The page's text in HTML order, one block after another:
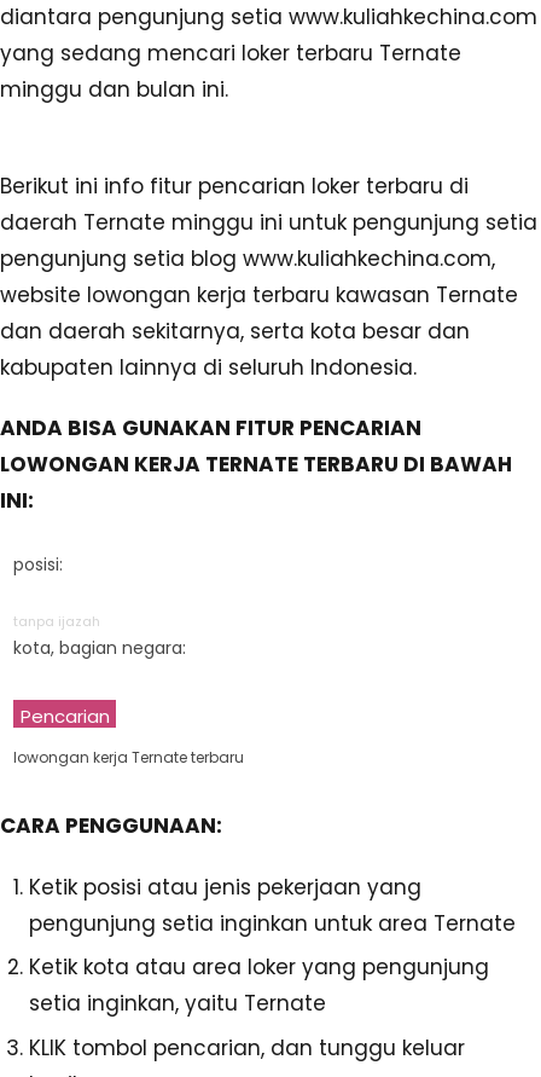
diantara pengunjung setia www.kuliahkechina.com
yang sedang mencari loker terbaru Ternate
minggu dan bulan ini.
Berikut ini info fitur pencarian loker terbaru di
daerah Ternate minggu ini untuk pengunjung setia
pengunjung setia blog www.kuliahkechina.com,
website lowongan kerja terbaru kawasan Ternate
dan daerah sekitarnya, serta kota besar dan
kabupaten lainnya di seluruh Indonesia.
ANDA BISA GUNAKAN FITUR PENCARIAN
LOWONGAN KERJA TERNATE TERBARU DI BAWAH
INI:
posisi:
tanpa ijazah
kota, bagian negara:
Pencarian
lowongan kerja Ternate terbaru
CARA PENGGUNAAN:
Ketik posisi atau jenis pekerjaan yang
pengunjung setia inginkan untuk area Ternate
Ketik kota atau area loker yang pengunjung
setia inginkan, yaitu Ternate
KLIK tombol pencarian, dan tunggu keluar